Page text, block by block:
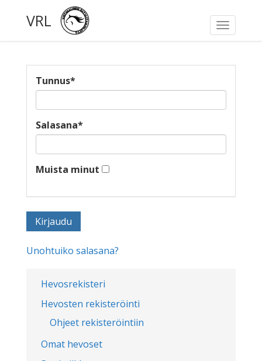
Toggle
VRL
Hevosrekisteri
Hevosten rekisteröinti
Ohjeet rekisteröintiin
Omat hevoset
Tunnus*
Salasana*
Muista minut
Unohtuiko salasana?